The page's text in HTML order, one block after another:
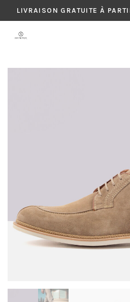
LIVRAISON GRATUITE À